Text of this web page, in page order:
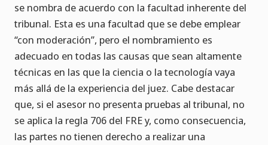
se nombra de acuerdo con la facultad inherente del
tribunal. Esta es una facultad que se debe emplear
“con moderación”, pero el nombramiento es
adecuado en todas las causas que sean altamente
técnicas en las que la ciencia o la tecnología vaya
más allá de la experiencia del juez. Cabe destacar
que, si el asesor no presenta pruebas al tribunal, no
se aplica la regla 706 del FRE y, como consecuencia,
las partes no tienen derecho a realizar una